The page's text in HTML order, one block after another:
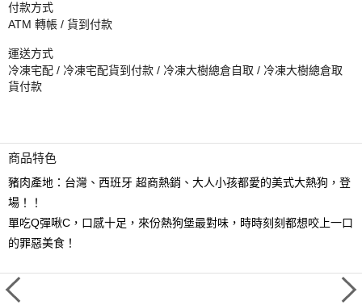
付款方式
ATM 轉帳 / 貨到付款
運送方式
冷凍宅配 / 冷凍宅配貨到付款 / 冷凍大樹總倉自取 / 冷凍大樹總倉取
貨付款
商品特色
豬肉產地：台灣、西班牙 超商熱銷、大人小孩都愛的美式大熱狗，登
場！！
單吃Q彈啾C，口感十足，來份熱狗堡最對味，時時刻刻都想咬上一口
的罪惡美食！